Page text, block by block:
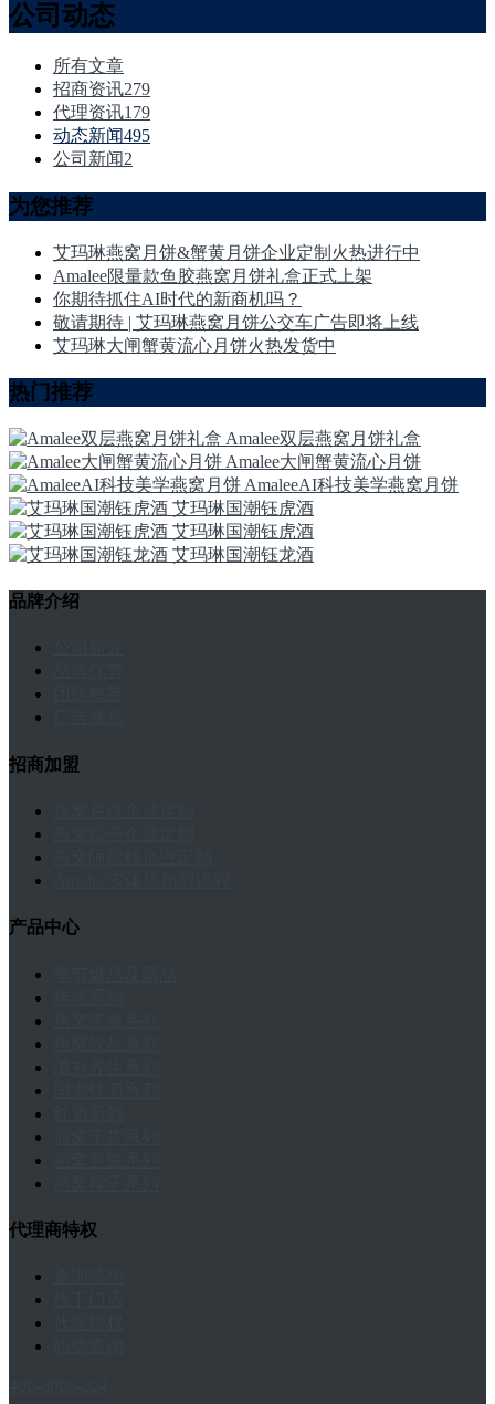
公司动态
所有文章
招商资讯279
代理资讯179
动态新闻495
公司新闻2
为您推荐
艾玛琳燕窝月饼&蟹黄月饼企业定制火热进行中
Amalee限量款鱼胶燕窝月饼礼盒正式上架
你期待抓住AI时代的新商机吗？
敬请期待 | 艾玛琳燕窝月饼公交车广告即将上线
艾玛琳大闸蟹黄流心月饼火热发货中
热门推荐
Amalee双层燕窝月饼礼盒
Amalee大闸蟹黄流心月饼
AmaleeAI科技美学燕窝月饼
艾玛琳国潮钰虎酒
艾玛琳国潮钰虎酒
艾玛琳国潮钰龙酒
品牌介绍
招商加盟
产品中心
代理商特权